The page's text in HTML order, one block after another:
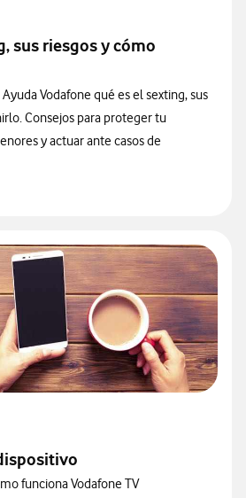
sus riesgos y cómo
Vodafone qué es el sexting, sus
Consejos para proteger tu
y actuar ante casos de
sus riesgos y cómo prevenirlo
funciona Vodafone TV